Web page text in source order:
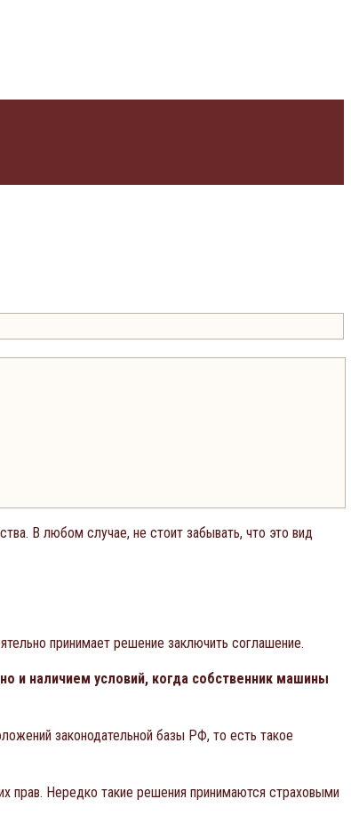
В любом случае, не стоит забывать, что это вид
принимает решение заключить соглашение.
и наличием условий, когда собственник машины
законодательной базы РФ, то есть такое
прав. Нередко такие решения принимаются страховыми